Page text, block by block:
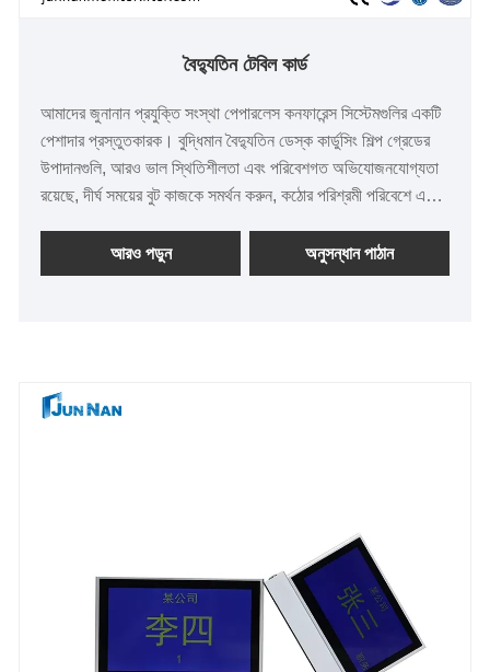
বৈদ্যুতিন টেবিল কার্ড
আমাদের জুনানান প্রযুক্তি সংস্থা পেপারলেস কনফারেন্স সিস্টেমগুলির একটি
পেশাদার প্রস্তুতকারক। বুদ্ধিমান বৈদ্যুতিন ডেস্ক কার্ডুসিং শিল্প গ্রেডের
উপাদানগুলি, আরও ভাল স্থিতিশীলতা এবং পরিবেশগত অভিযোজনযোগ্যতা
রয়েছে, দীর্ঘ সময়ের বুট কাজকে সমর্থন করুন, কঠোর পরিশ্রমী পরিবেশে একটি
আরও পড়ুন
অনুসন্ধান পাঠান